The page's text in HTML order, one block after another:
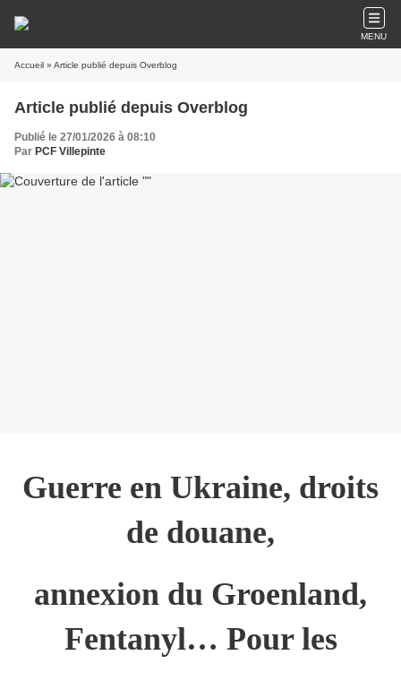
MENU
Accueil » Article publié depuis Overblog
Article publié depuis Overblog
Publié le 27/01/2026 à 08:10
Par PCF Villepinte
Guerre en Ukraine, droits
de douane,
annexion du Groenland,
Fentanyl… Pour les